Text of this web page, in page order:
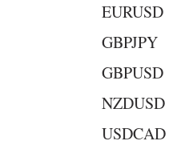
EURUSD
GBPJPY
GBPUSD
NZDUSD
USDCAD